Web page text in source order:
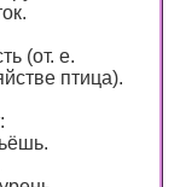
(от. е.
птица).